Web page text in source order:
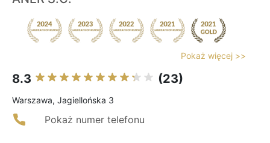
Pokaż więcej >>
8.3 (23)
Warszawa, Jagiellońska 3
Pokaż numer telefonu